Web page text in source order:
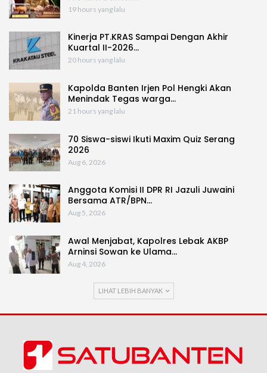
19 hours yang lalu
Kinerja PT.KRAS Sampai Dengan Akhir
Kuartal II-2026…
20 hours yang lalu
Kapolda Banten Irjen Pol Hengki Akan
Menindak Tegas warga…
21 hours yang lalu
70 Siswa-siswi Ikuti Maxim Quiz Serang
2026
Aug 6, 2026
Anggota Komisi II DPR RI Jazuli Juwaini
Bersama ATR/BPN…
Aug 5, 2026
Awal Menjabat, Kapolres Lebak AKBP
Arninsi Sowan ke Ulama…
Aug 4, 2026
LIHAT LEBIH BANYAK